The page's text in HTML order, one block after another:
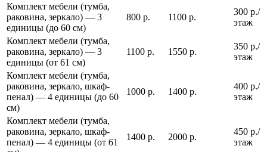
Комплект мебели (тумба,
раковина, зеркало) — 3
единицы (до 60 см)
800 р. 1100 р.
300 р./
этаж
Комплект мебели (тумба,
раковина, зеркало) — 3
единицы (от 61 см)
1100 р. 1550 р.
350 р./
этаж
Комплект мебели (тумба,
раковина, зеркало, шкаф-
пенал) — 4 единицы (до 60
см)
1000 р. 1400 р.
400 р./
этаж
Комплект мебели (тумба,
раковина, зеркало, шкаф-
пенал) — 4 единицы (от 61
1400 р. 2000 р.
450 р./
этаж